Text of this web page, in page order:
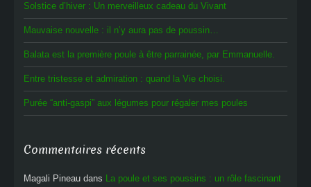
Solstice d’hiver : Un merveilleux cadeau du Vivant
Mauvaise nouvelle : il n’y aura pas de poussin…
Balata est la première poule à être parrainée, par Emmanuelle.
Entre tristesse et admiration : quand la Vie choisi.
Purée “anti-gaspi” aux légumes pour régaler mes poules
Commentaires récents
Magali Pineau dans La poule et ses poussins : un rôle fascinant